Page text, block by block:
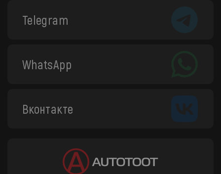
Telegram
WhatsApp
Вконтакте